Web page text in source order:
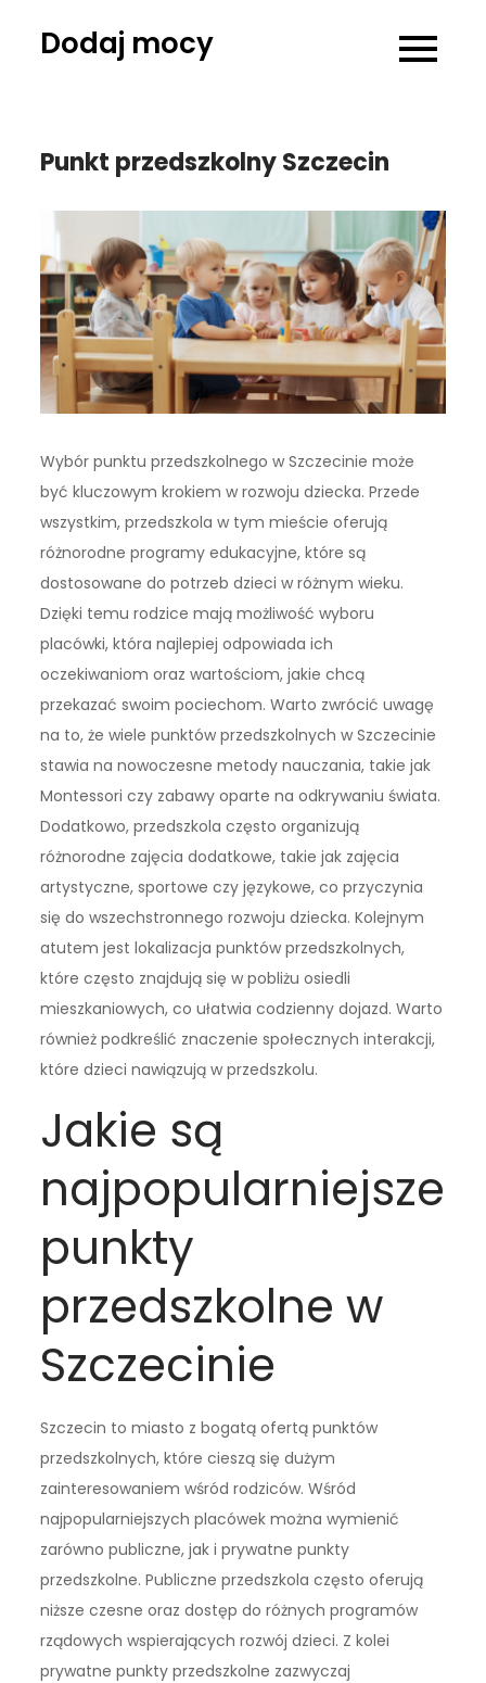
Dodaj mocy
Punkt przedszkolny Szczecin
Wybór punktu przedszkolnego w Szczecinie może
być kluczowym krokiem w rozwoju dziecka. Przede
wszystkim, przedszkola w tym mieście oferują
różnorodne programy edukacyjne, które są
dostosowane do potrzeb dzieci w różnym wieku.
Dzięki temu rodzice mają możliwość wyboru
placówki, która najlepiej odpowiada ich
oczekiwaniom oraz wartościom, jakie chcą
przekazać swoim pociechom. Warto zwrócić uwagę
na to, że wiele punktów przedszkolnych w Szczecinie
stawia na nowoczesne metody nauczania, takie jak
Montessori czy zabawy oparte na odkrywaniu świata.
Dodatkowo, przedszkola często organizują
różnorodne zajęcia dodatkowe, takie jak zajęcia
artystyczne, sportowe czy językowe, co przyczynia
się do wszechstronnego rozwoju dziecka. Kolejnym
atutem jest lokalizacja punktów przedszkolnych,
które często znajdują się w pobliżu osiedli
mieszkaniowych, co ułatwia codzienny dojazd. Warto
również podkreślić znaczenie społecznych interakcji,
które dzieci nawiązują w przedszkolu.
Jakie są
najpopularniejsze
punkty
przedszkolne w
Szczecinie
Szczecin to miasto z bogatą ofertą punktów
przedszkolnych, które cieszą się dużym
zainteresowaniem wśród rodziców. Wśród
najpopularniejszych placówek można wymienić
zarówno publiczne, jak i prywatne punkty
przedszkolne. Publiczne przedszkola często oferują
niższe czesne oraz dostęp do różnych programów
rządowych wspierających rozwój dzieci. Z kolei
prywatne punkty przedszkolne zazwyczaj